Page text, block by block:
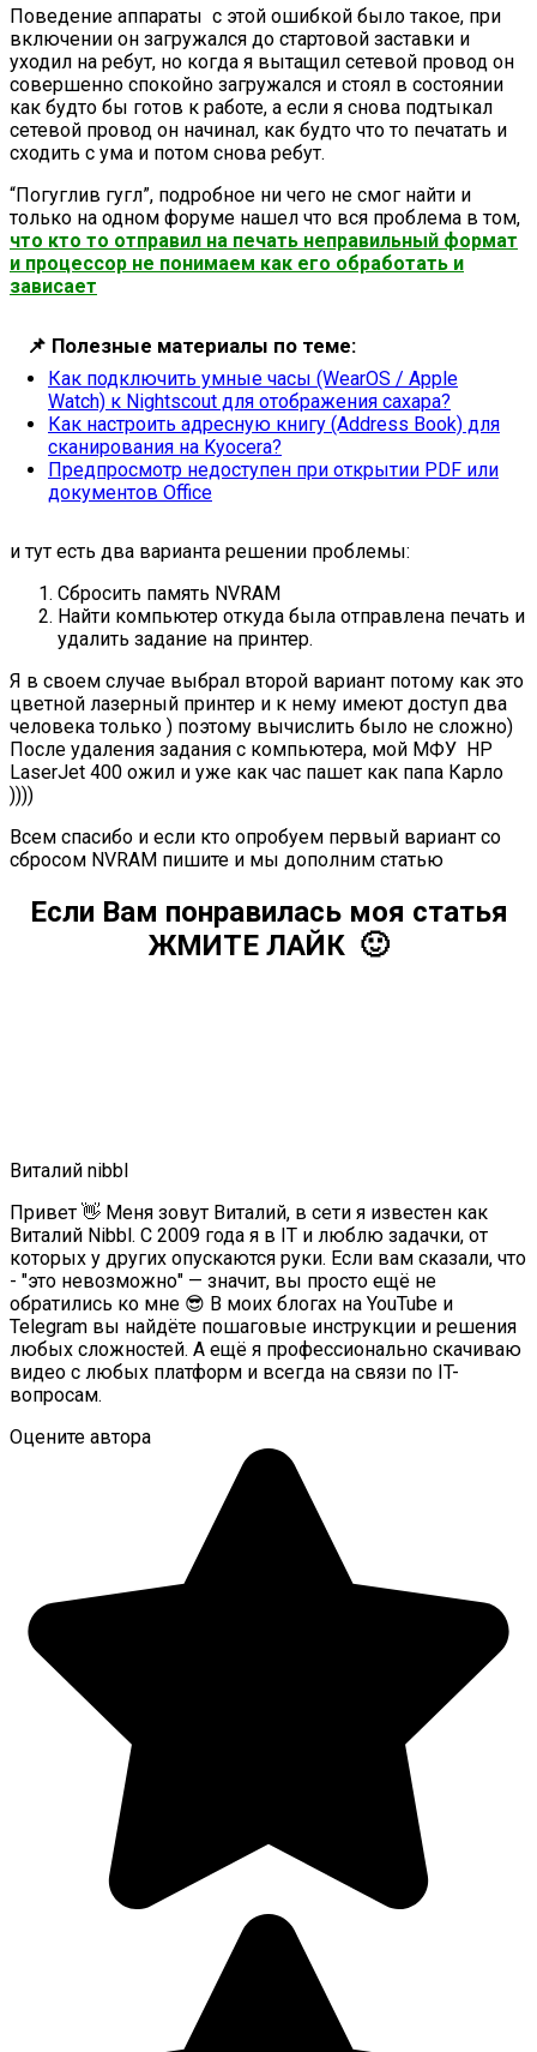
Поведение аппараты с этой ошибкой было такое, при
включении он загружался до стартовой заставки и
уходил на ребут, но когда я вытащил сетевой провод он
совершенно спокойно загружался и стоял в состоянии
как будто бы готов к работе, а если я снова подтыкал
сетевой провод он начинал, как будто что то печатать и
сходить с ума и потом снова ребут.
“Погуглив гугл”, подробное ни чего не смог найти и
только на одном форуме нашел что вся проблема в том,
что кто то отправил на печать неправильный формат
и процессор не понимаем как его обработать и
зависает
📌 Полезные материалы по теме:
Как подключить умные часы (WearOS / Apple
Watch) к Nightscout для отображения сахара?
Как настроить адресную книгу (Address Book) для
сканирования на Kyocera?
Предпросмотр недоступен при открытии PDF или
документов Office
и тут есть два варианта решении проблемы:
Сбросить память NVRAM
Найти компьютер откуда была отправлена печать и
удалить задание на принтер.
Я в своем случае выбрал второй вариант потому как это
цветной лазерный принтер и к нему имеют доступ два
человека только ) поэтому вычислить было не сложно)
После удаления задания с компьютера, мой МФУ HP
LaserJet 400 ожил и уже как час пашет как папа Карло
))))
Всем спасибо и если кто опробуем первый вариант со
сбросом NVRAM пишите и мы дополним статью
Если Вам понравилась моя статья
ЖМИТЕ ЛАЙК 🙂
Виталий nibbl
Привет 👋 Меня зовут Виталий, в сети я известен как
Виталий Nibbl. С 2009 года я в IT и люблю задачки, от
которых у других опускаются руки. Если вам сказали, что
- "это невозможно" — значит, вы просто ещё не
обратились ко мне 😎 В моих блогах на YouTube и
Telegram вы найдёте пошаговые инструкции и решения
любых сложностей. А ещё я профессионально скачиваю
видео с любых платформ и всегда на связи по IT-
вопросам.
Оцените автора